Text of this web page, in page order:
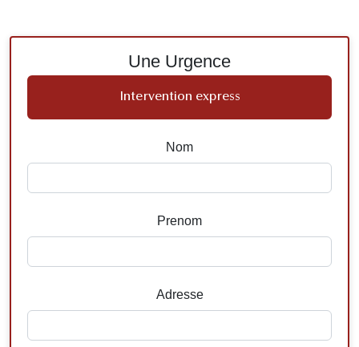
Une Urgence
Intervention express
Nom
Prenom
Adresse